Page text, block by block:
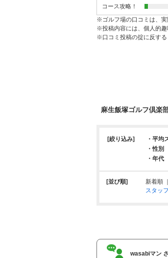
コース攻略！
※ゴルフ場の口コミは、実
※投稿内容には、個人的趣
※口コミ投稿の掟に反する
麻生飯塚ゴルフ倶楽
[絞り込み] ・平均
・性別
・年代
[並び順] 新着順
スタッ
wasabiマン